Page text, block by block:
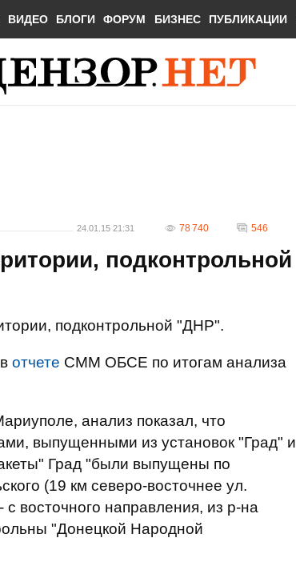
ВИДЕО БЛОГИ ФОРУМ БИЗНЕС ПУБЛИКАЦИИ
24.01.15 21:31 78 740 546
подконтрольной
подконтрольной "ДНР".
отчете СММ ОБСЕ по итогам анализа
анализ показал, что
выпущенными из установок "Град" и
Град "были выпущены по
(19 км северо-восточнее ул.
восточного направления, из р-на
"Донецкой Народной